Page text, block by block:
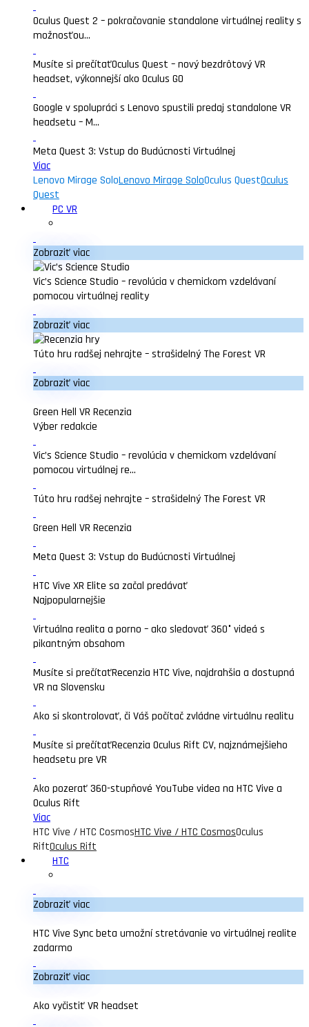
Oculus Quest 2 – pokračovanie standalone virtuálnej reality s
možnosťou...
Musíte si prečítaťOculus Quest – nový bezdrôtový VR
headset, výkonnejší ako Oculus GO
Google v spolupráci s Lenovo spustili predaj standalone VR
headsetu – M...
Meta Quest 3: Vstup do Budúcnosti Virtuálnej
Viac
Lenovo Mirage SoloLenovo Mirage SoloOculus QuestOculus
Quest
PC VR
Zobraziť viac
Vic’s Science Studio – revolúcia v chemickom vzdelávaní
pomocou virtuálnej reality
Zobraziť viac
Túto hru radšej nehrajte – strašidelný The Forest VR
Zobraziť viac
Green Hell VR Recenzia
Výber redakcie
Vic’s Science Studio – revolúcia v chemickom vzdelávaní
pomocou virtuálnej re...
Túto hru radšej nehrajte – strašidelný The Forest VR
Green Hell VR Recenzia
Meta Quest 3: Vstup do Budúcnosti Virtuálnej
HTC Vive XR Elite sa začal predávať
Najpopularnejšie
Virtuálna realita a porno – ako sledovať 360° videá s
pikantným obsahom
Musíte si prečítaťRecenzia HTC Vive, najdrahšia a dostupná
VR na Slovensku
Ako si skontrolovať, či Váš počítač zvládne virtuálnu realitu
Musíte si prečítaťRecenzia Oculus Rift CV, najznámejšieho
headsetu pre VR
Ako pozerať 360-stupňové YouTube videa na HTC Vive a
Oculus Rift
Viac
HTC Vive / HTC CosmosHTC Vive / HTC CosmosOculus
RiftOculus Rift
HTC
Zobraziť viac
HTC Vive Sync beta umožní stretávanie vo virtuálnej realite
zadarmo
Zobraziť viac
Ako vyčistiť VR headset